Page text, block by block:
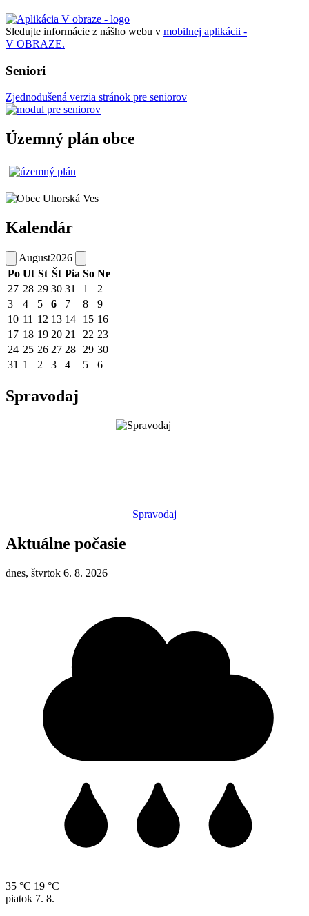
Sledujte informácie z nášho webu v mobilnej aplikácii -
V OBRAZE.
Seniori
Zjednodušená verzia stránok pre seniorov
Územný plán obce
Kalendár
August2026
Po Ut St Št Pia So Ne
27 28 29 30 31 1
2
3
4 5 6 7 8
9
10 11 12 13 14 15 16
17 18 19 20 21 22 23
24 25 26 27 28 29 30
31 1 2 3 4 5 6
Spravodaj
Spravodaj
Aktuálne počasie
dnes, štvrtok 6. 8. 2026
35 °C 19 °C
piatok 7. 8.